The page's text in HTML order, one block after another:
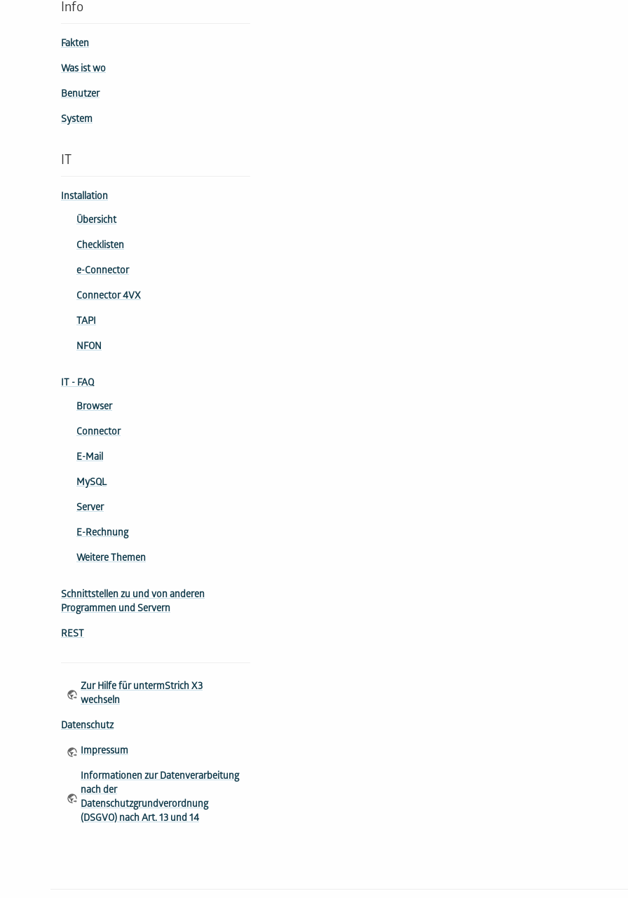
Info
Fakten
Was ist wo
Benutzer
System
IT
Installation
Übersicht
Checklisten
e-Connector
Connector 4VX
TAPI
NFON
IT - FAQ
Browser
Connector
E-Mail
MySQL
Server
E-Rechnung
Weitere Themen
Schnittstellen zu und von anderen
Programmen und Servern
REST
Zur Hilfe für untermStrich X3
wechseln
Datenschutz
Impressum
Informationen zur Datenverarbeitung
nach der
Datenschutzgrundverordnung
(DSGVO) nach Art. 13 und 14